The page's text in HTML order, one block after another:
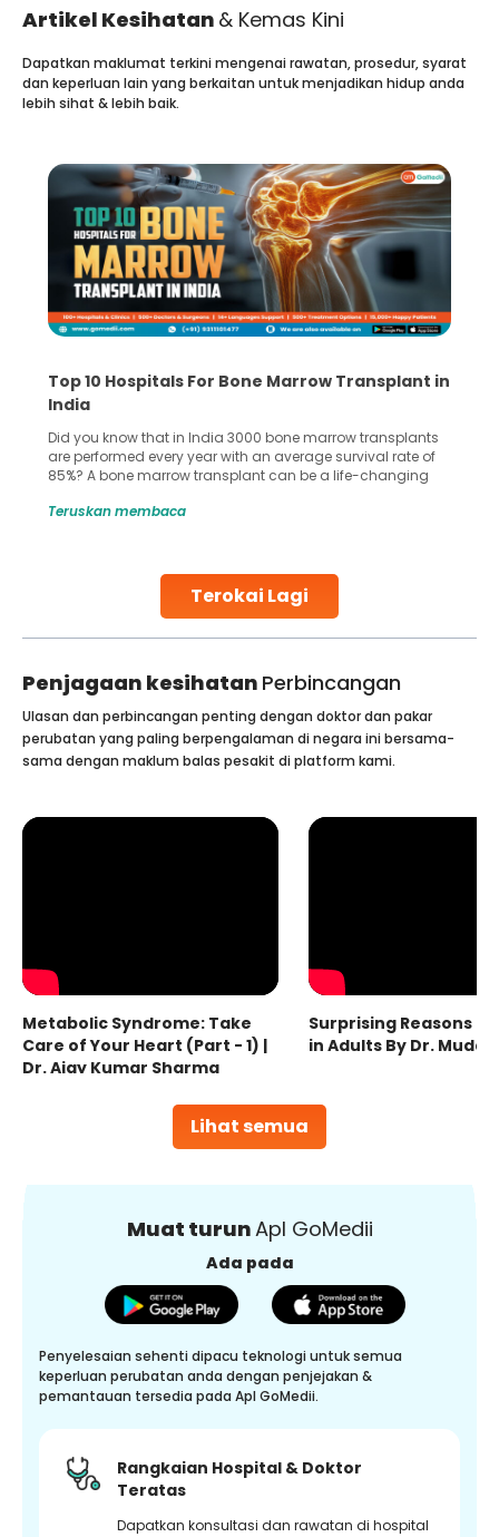
Artikel Kesihatan & Kemas Kini
Terokai Lagi
Dapatkan maklumat terkini mengenai rawatan, prosedur, syarat
dan keperluan lain yang berkaitan untuk menjadikan hidup anda
lebih sihat & lebih baik.
Top 10 Hospitals For Bone Marrow Transplant in
India
Did you know that in India 3000 bone marrow transplants
are performed every year with an average survival rate of
85%? A bone marrow transplant can be a life-changing
make all the difference. India has some of the world’s
Teruskan membaca
Penjagaan kesihatan Perbincangan
Lihat semua
Ulasan dan perbincangan penting dengan doktor dan pakar
perubatan yang paling berpengalaman di negara ini bersama-
sama dengan maklum balas pesakit di platform kami.
Metabolic Syndrome: Take
Care of Your Heart (Part - 1) |
Dr. Ajay Kumar Sharma
Surprising Reasons
in Adults By Dr.
Muat turunApl GoMedii
Ada pada
Penyelesaian sehenti dipacu teknologi untuk semua
keperluan perubatan anda dengan penjejakan &
pemantauan tersedia pada Apl GoMedii.
Rangkaian Hospital & Doktor
Teratas
Dapatkan konsultasi dan rawatan di hospital